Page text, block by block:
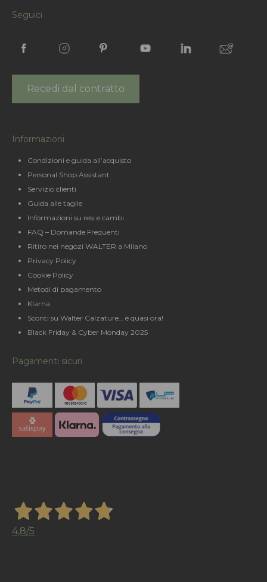
Seguici
Recedi dal contratto
Informazioni
Condizioni e guida all’acquisto
Personal Shop Assistant
Servizio clienti
Guida alle taglie
Informazioni su resi e cambi
FAQ – Domande Frequenti
Ritiro nei negozi WALTER a Milano
Privacy Policy
Cookie Policy
Metodi di pagamento
Klarna
Sconti su Walter Calzature… è quasi ora!
Black Friday & Cyber Monday 2025
Pagamenti sicuri
4,8/5